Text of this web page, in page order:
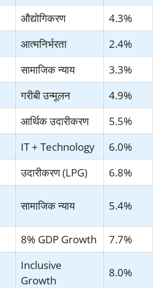
औद्योगिकरण
4.3%
आत्मनिर्भरता
2.4%
सामाजिक न्याय
3.3%
गरीबी उन्मूलन
4.9%
आर्थिक उदारीकरण
5.5%
IT + Technology
6.0%
उदारीकरण (LPG) 6.8%
सामाजिक न्याय 5.4%
8% GDP Growth
7.7%
Inclusive
Growth
8.0%